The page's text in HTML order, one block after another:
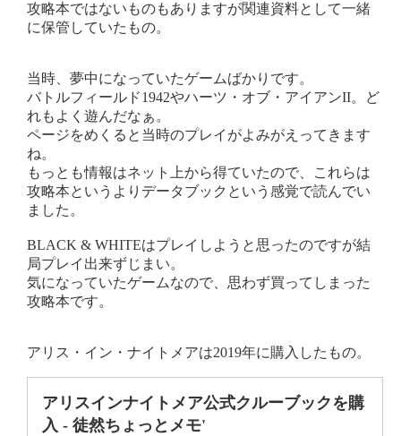
攻略本ではないものもありますが関連資料として一緒
に保管していたもの。
当時、夢中になっていたゲームばかりです。
バトルフィールド1942やハーツ・オブ・アイアンII。ど
れもよく遊んだなぁ。
ページをめくると当時のプレイがよみがえってきます
ね。
もっとも情報はネット上から得ていたので、これらは
攻略本というよりデータブックという感覚で読んでい
ました。
BLACK & WHITEはプレイしようと思ったのですが結
局プレイ出来ずじまい。
気になっていたゲームなので、思わず買ってしまった
攻略本です。
アリス・イン・ナイトメアは2019年に購入したもの。
アリスインナイトメア公式クルーブックを購
入 - 徒然ちょっとメモ'